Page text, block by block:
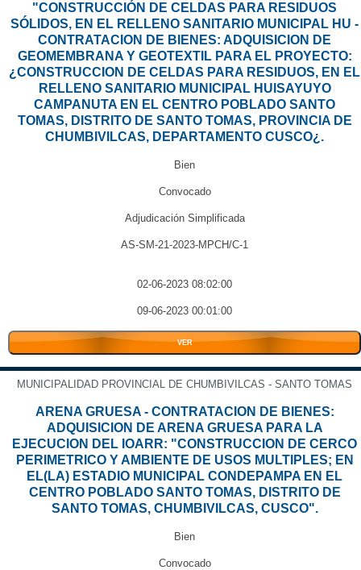
"CONSTRUCCIÓN DE CELDAS PARA RESIDUOS
SÓLIDOS, EN EL RELLENO SANITARIO MUNICIPAL HU -
CONTRATACION DE BIENES: ADQUISICION DE
GEOMEMBRANA Y GEOTEXTIL PARA EL PROYECTO:
¿CONSTRUCCION DE CELDAS PARA RESIDUOS, EN EL
RELLENO SANITARIO MUNICIPAL HUISAYUYO
CAMPANUTA EN EL CENTRO POBLADO SANTO
TOMAS, DISTRITO DE SANTO TOMAS, PROVINCIA DE
CHUMBIVILCAS, DEPARTAMENTO CUSCO¿.
Bien
Convocado
Adjudicación Simplificada
AS-SM-21-2023-MPCH/C-1
02-06-2023 08:02:00
09-06-2023 00:01:00
VER
MUNICIPALIDAD PROVINCIAL DE CHUMBIVILCAS - SANTO TOMAS
ARENA GRUESA - CONTRATACION DE BIENES:
ADQUISICION DE ARENA GRUESA PARA LA
EJECUCION DEL IOARR: "CONSTRUCCION DE CERCO
PERIMETRICO Y AMBIENTE DE USOS MULTIPLES; EN
EL(LA) ESTADIO MUNICIPAL CONDEPAMPA EN EL
CENTRO POBLADO SANTO TOMAS, DISTRITO DE
SANTO TOMAS, CHUMBIVILCAS, CUSCO".
Bien
Convocado